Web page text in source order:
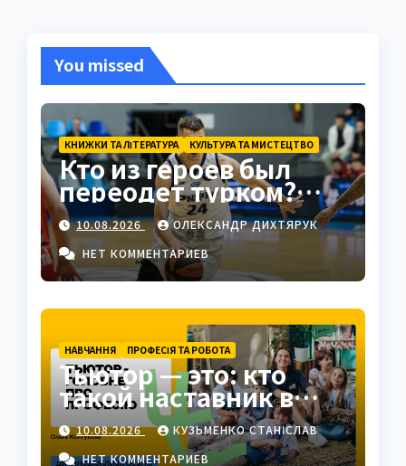
You missed
КНИЖКИ ТА ЛІТЕРАТУРА КУЛЬТУРА ТА МИСТЕЦТВО
Кто из героев был
переодет турком?
Клеонт в комедии
Мольера
10.08.2026
ОЛЕКСАНДР ДИХТЯРУК
НЕТ КОММЕНТАРИЕВ
НАВЧАННЯ ПРОФЕСІЯ ТА РОБОТА
Тьютор — это: кто
такой наставник в
современном
образовании
10.08.2026
КУЗЬМЕНКО СТАНІСЛАВ
НЕТ КОММЕНТАРИЕВ